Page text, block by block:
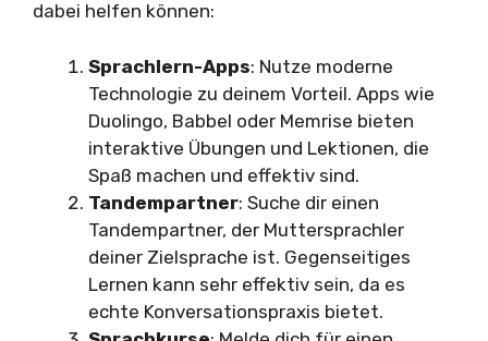
dabei helfen können:
Sprachlern-Apps: Nutze moderne
Technologie zu deinem Vorteil. Apps wie
Duolingo, Babbel oder Memrise bieten
interaktive Übungen und Lektionen, die
Spaß machen und effektiv sind.
Tandempartner: Suche dir einen
Tandempartner, der Muttersprachler
deiner Zielsprache ist. Gegenseitiges
Lernen kann sehr effektiv sein, da es
echte Konversationspraxis bietet.